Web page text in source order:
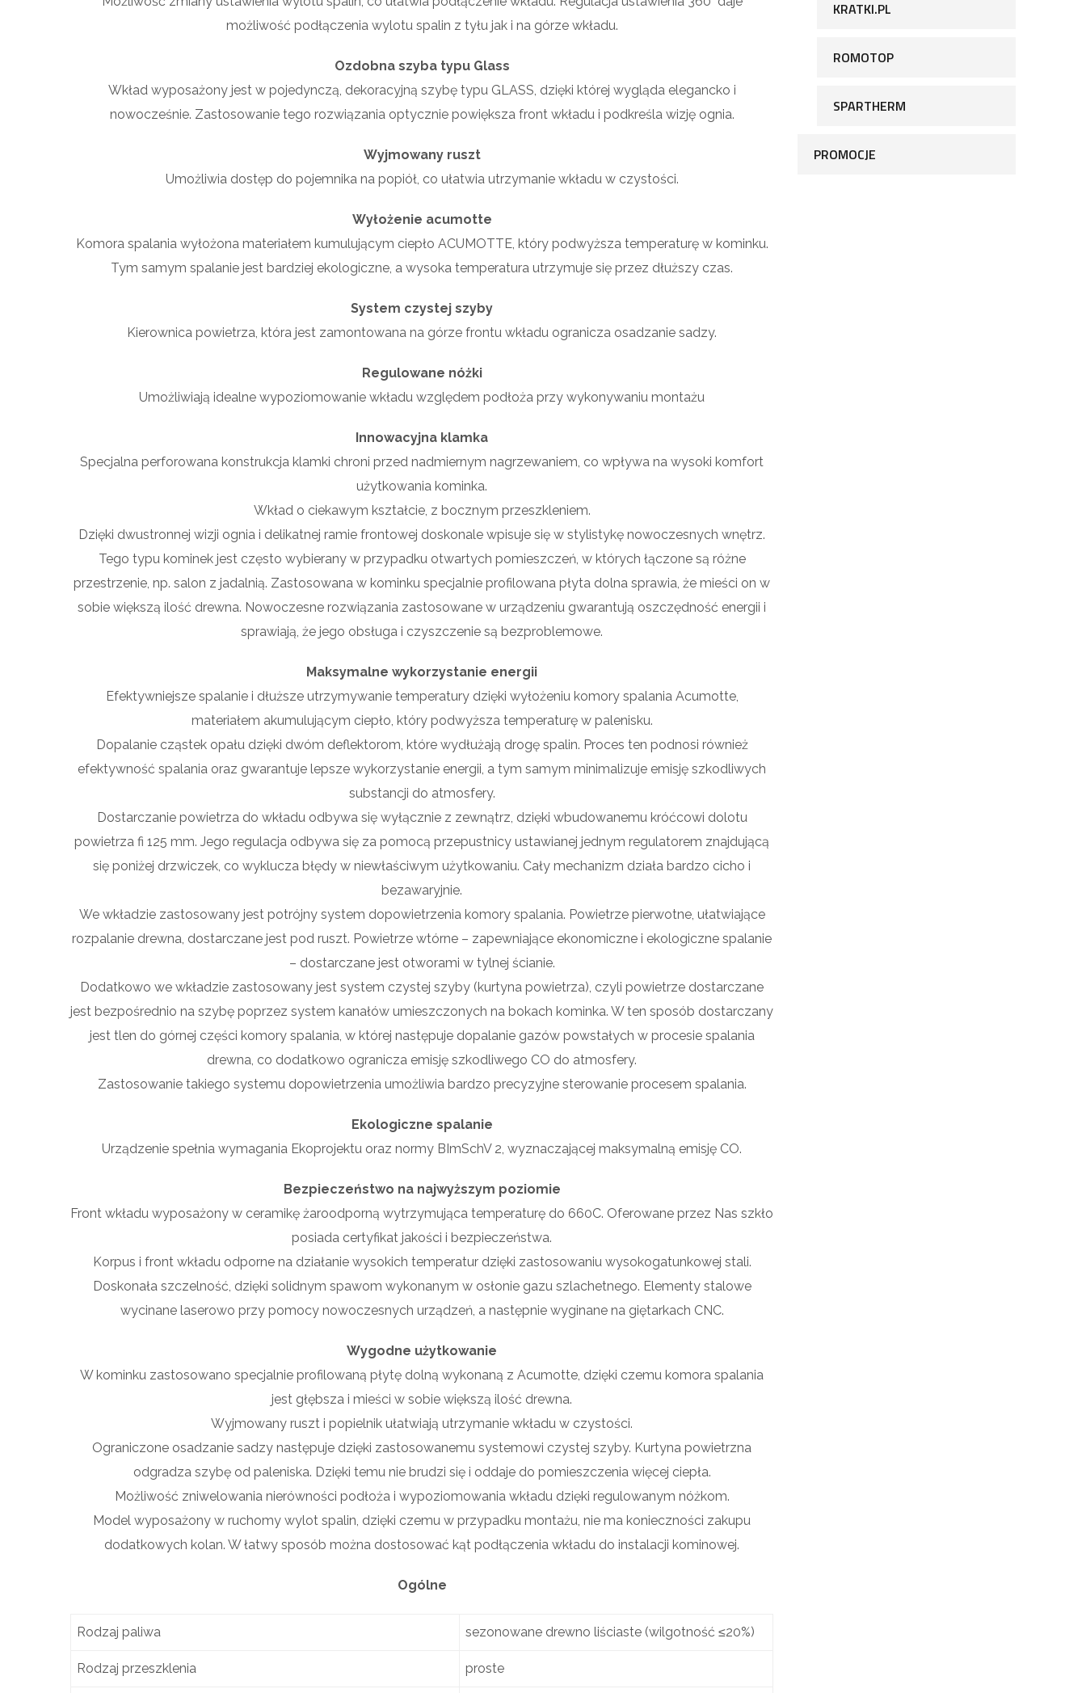
możliwość podłączenia wylotu spalin z tyłu jak i na górze wkładu.
Ozdobna szyba typu Glass
Wkład wyposażony jest w pojedynczą, dekoracyjną szybę typu GLASS, dzięki której wygląda elegancko i
nowocześnie. Zastosowanie tego rozwiązania optycznie powiększa front wkładu i podkreśla wizję ognia.
Wyjmowany ruszt
Umożliwia dostęp do pojemnika na popiół, co ułatwia utrzymanie wkładu w czystości.
Wyłożenie acumotte
Komora spalania wyłożona materiałem kumulującym ciepło ACUMOTTE, który podwyższa temperaturę w kominku.
Tym samym spalanie jest bardziej ekologiczne, a wysoka temperatura utrzymuje się przez dłuższy czas.
System czystej szyby
Kierownica powietrza, która jest zamontowana na górze frontu wkładu ogranicza osadzanie sadzy.
Regulowane nóżki
Umożliwiają idealne wypoziomowanie wkładu względem podłoża przy wykonywaniu montażu
Innowacyjna klamka
Specjalna perforowana konstrukcja klamki chroni przed nadmiernym nagrzewaniem, co wpływa na wysoki komfort
użytkowania kominka.
Wkład o ciekawym kształcie, z bocznym przeszkleniem.
Dzięki dwustronnej wizji ognia i delikatnej ramie frontowej doskonale wpisuje się w stylistykę nowoczesnych wnętrz.
Tego typu kominek jest często wybierany w przypadku otwartych pomieszczeń, w których łączone są różne
przestrzenie, np. salon z jadalnią. Zastosowana w kominku specjalnie profilowana płyta dolna sprawia, że mieści on w
sobie większą ilość drewna. Nowoczesne rozwiązania zastosowane w urządzeniu gwarantują oszczędność energii i
sprawiają, że jego obsługa i czyszczenie są bezproblemowe.
Maksymalne wykorzystanie energii
Efektywniejsze spalanie i dłuższe utrzymywanie temperatury dzięki wyłożeniu komory spalania Acumotte,
materiałem akumulującym ciepło, który podwyższa temperaturę w palenisku.
Dopalanie cząstek opału dzięki dwóm deflektorom, które wydłużają drogę spalin. Proces ten podnosi również
efektywność spalania oraz gwarantuje lepsze wykorzystanie energii, a tym samym minimalizuje emisję szkodliwych
substancji do atmosfery.
Dostarczanie powietrza do wkładu odbywa się wyłącznie z zewnątrz, dzięki wbudowanemu króćcowi dolotu
powietrza fi 125 mm. Jego regulacja odbywa się za pomocą przepustnicy ustawianej jednym regulatorem znajdującą
się poniżej drzwiczek, co wyklucza błędy w niewłaściwym użytkowaniu. Cały mechanizm działa bardzo cicho i
bezawaryjnie.
We wkładzie zastosowany jest potrójny system dopowietrzenia komory spalania. Powietrze pierwotne, ułatwiające
rozpalanie drewna, dostarczane jest pod ruszt. Powietrze wtórne – zapewniające ekonomiczne i ekologiczne spalanie
– dostarczane jest otworami w tylnej ścianie.
Dodatkowo we wkładzie zastosowany jest system czystej szyby (kurtyna powietrza), czyli powietrze dostarczane
jest bezpośrednio na szybę poprzez system kanałów umieszczonych na bokach kominka. W ten sposób dostarczany
jest tlen do górnej części komory spalania, w której następuje dopalanie gazów powstałych w procesie spalania
drewna, co dodatkowo ogranicza emisję szkodliwego CO do atmosfery.
Zastosowanie takiego systemu dopowietrzenia umożliwia bardzo precyzyjne sterowanie procesem spalania.
Ekologiczne spalanie
Urządzenie spełnia wymagania Ekoprojektu oraz normy BImSchV 2, wyznaczającej maksymalną emisję CO.
Bezpieczeństwo na najwyższym poziomie
Front wkładu wyposażony w ceramikę żaroodporną wytrzymująca temperaturę do 660C. Oferowane przez Nas szkło
posiada certyfikat jakości i bezpieczeństwa.
Korpus i front wkładu odporne na działanie wysokich temperatur dzięki zastosowaniu wysokogatunkowej stali.
Doskonała szczelność, dzięki solidnym spawom wykonanym w osłonie gazu szlachetnego. Elementy stalowe
wycinane laserowo przy pomocy nowoczesnych urządzeń, a następnie wyginane na giętarkach CNC.
Wygodne użytkowanie
W kominku zastosowano specjalnie profilowaną płytę dolną wykonaną z Acumotte, dzięki czemu komora spalania
jest głębsza i mieści w sobie większą ilość drewna.
Wyjmowany ruszt i popielnik ułatwiają utrzymanie wkładu w czystości.
Ograniczone osadzanie sadzy następuje dzięki zastosowanemu systemowi czystej szyby. Kurtyna powietrzna
odgradza szybę od paleniska. Dzięki temu nie brudzi się i oddaje do pomieszczenia więcej ciepła.
Możliwość zniwelowania nierówności podłoża i wypoziomowania wkładu dzięki regulowanym nóżkom.
Model wyposażony w ruchomy wylot spalin, dzięki czemu w przypadku montażu, nie ma konieczności zakupu
dodatkowych kolan. W łatwy sposób można dostosować kąt podłączenia wkładu do instalacji kominowej.
Ogólne
Rodzaj paliwa sezonowane drewno liściaste (wilgotność ≤20%)
Rodzaj przeszklenia proste
KRATKI.PL
ROMOTOP
SPARTHERM
PROMOCJE